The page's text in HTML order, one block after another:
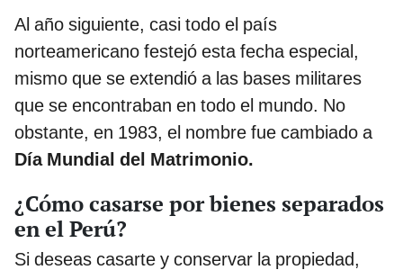
Al año siguiente, casi todo el país
norteamericano festejó esta fecha especial,
mismo que se extendió a las bases militares
que se encontraban en todo el mundo. No
obstante, en 1983, el nombre fue cambiado a
Día Mundial del Matrimonio.
¿Cómo casarse por bienes separados
en el Perú?
Si deseas casarte y conservar la propiedad,